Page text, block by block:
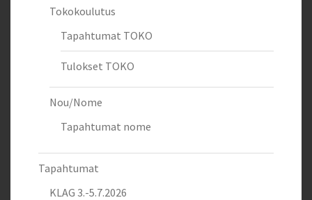
Tokokoulutus
Tapahtumat TOKO
Tulokset TOKO
Nou/Nome
Tapahtumat nome
Tapahtumat
KLAG 3.-5.7.2026